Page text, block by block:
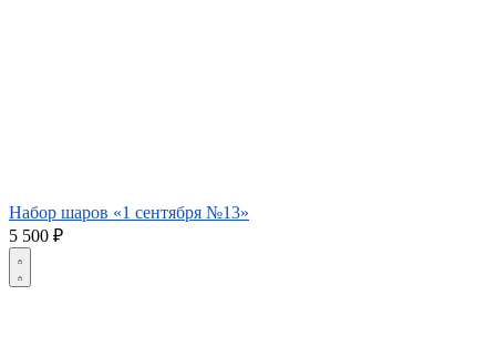
Набор шаров «1 сентября №13»
5 500 ₽